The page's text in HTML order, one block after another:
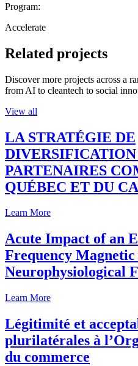
Program:
Accelerate
Related projects
Discover more projects across a
from AI to cleantech to social
View all
LA STRATÉGIE DE
DIVERSIFICATION
PARTENAIRES
QUÉBEC ET DU
Learn More
Acute Impact of an
Frequency
Neurophysiological
Learn More
Légitimité et
plurilatérales à
du commerce